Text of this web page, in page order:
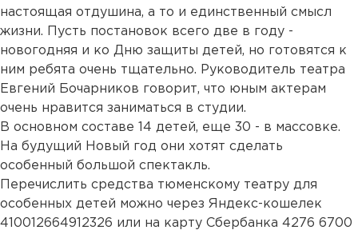
настоящая отдушина, а то и единственный смысл
жизни. Пусть постановок всего две в году -
новогодняя и ко Дню защиты детей, но готовятся к
ним ребята очень тщательно. Руководитель театра
Евгений Бочарников говорит, что юным актерам
очень нравится заниматься в студии.
В основном составе 14 детей, еще 30 - в массовке.
На будущий Новый год они хотят сделать
особенный большой спектакль.
Перечислить средства тюменскому театру для
особенных детей можно через Яндекс-кошелек
410012664912326 или на карту Сбербанка 4276 6700